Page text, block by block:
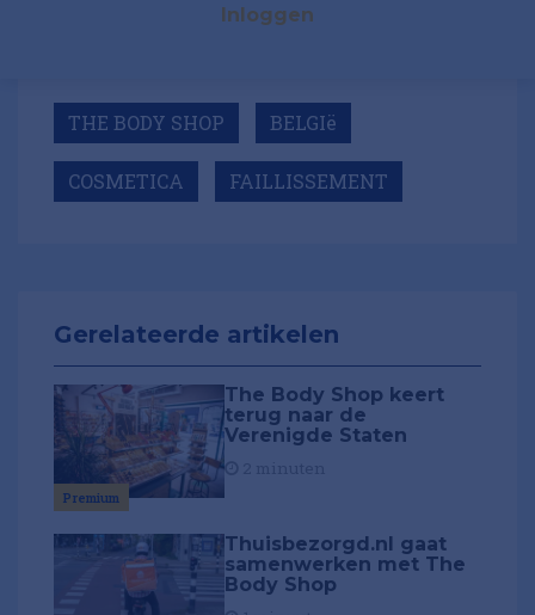
Inloggen
THE BODY SHOP BELGIë
COSMETICA FAILLISSEMENT
Gerelateerde artikelen
Premium
The Body Shop keert
terug naar de
Verenigde Staten
Thuisbezorgd.nl gaat
samenwerken met The
Body Shop